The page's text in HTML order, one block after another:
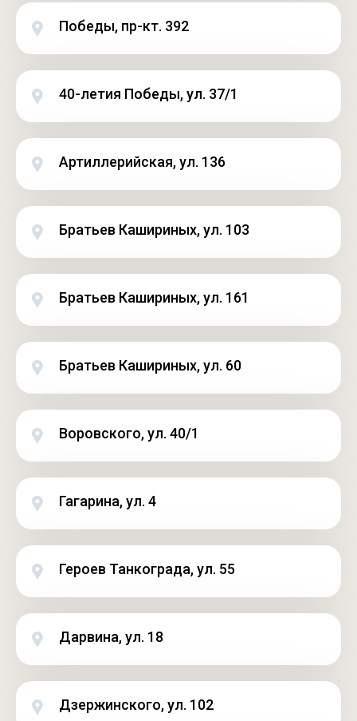
Победы, пр-кт. 392
40-летия Победы, ул. 37/1
Артиллерийская, ул. 136
Братьев Кашириных, ул. 103
Братьев Кашириных, ул. 161
Братьев Кашириных, ул. 60
Воровского, ул. 40/1
Гагарина, ул. 4
Героев Танкограда, ул. 55
Дарвина, ул. 18
Дзержинского, ул. 102